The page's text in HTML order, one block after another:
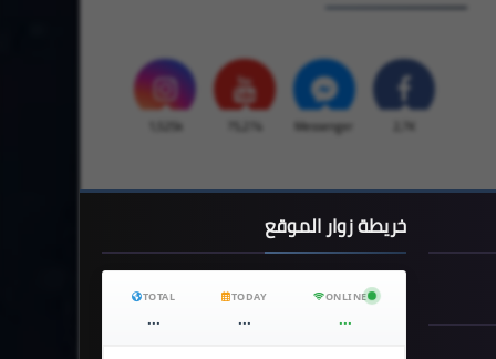
2,7K
Messenger
75,274
1,525k
خريطة زوار الموقع
TOTAL
...
TODAY
...
ONLINE
...